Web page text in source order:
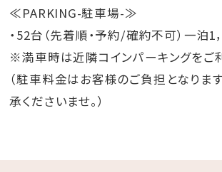
≪PARKING-駐車場-≫
・52台（先着順・予約/確約不可）一泊1
※満車時は近隣コインパーキングをご
（駐車料金はお客様のご負担となりま
承くださいませ。）